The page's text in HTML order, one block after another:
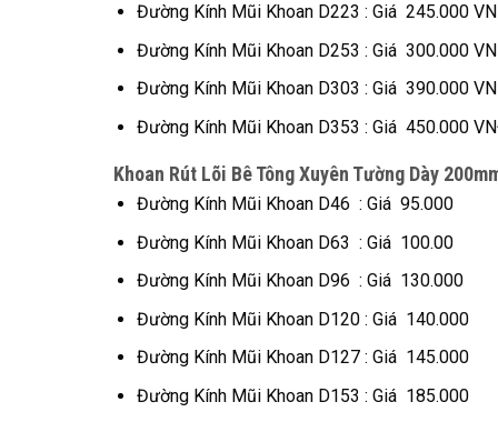
Đường Kính Mũi Khoan D223 : Giá 245.000
Đường Kính Mũi Khoan D253 : Giá 300.000
Đường Kính Mũi Khoan D303 : Giá 390.000
Đường Kính Mũi Khoan D353 : Giá 450.000
Khoan Rút Lõi Bê Tông Xuyên Tường Dày
Đường Kính Mũi Khoan D46 : Giá 95.000
Đường Kính Mũi Khoan D63 : Giá 100.00
Đường Kính Mũi Khoan D96 : Giá 130.000
Đường Kính Mũi Khoan D120 : Giá 140.000
Đường Kính Mũi Khoan D127 : Giá 145.000
Đường Kính Mũi Khoan D153 : Giá 185.000